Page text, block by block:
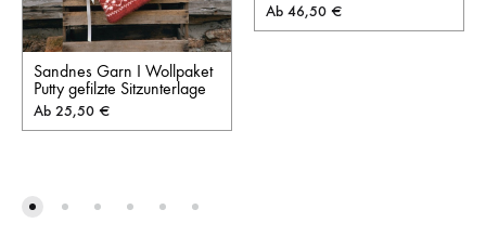
Sandnes Garn I Wollpaket
Putty gefilzte Sitzunterlage
Ab 25,50 €
Ab 46,50 €